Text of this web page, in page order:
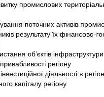
промислових
поточних активів
результату їх фінансово-
об’єктів інфраструктури
регіону
діяльності в
капіталу регіону